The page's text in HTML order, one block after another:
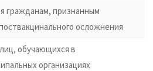
гражданам, признанным
осложнения
обучающихся в
организациях